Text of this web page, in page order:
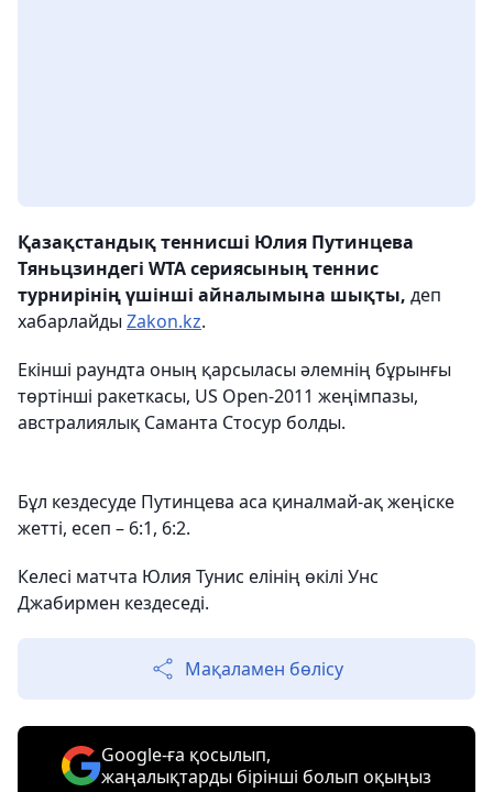
Қазақстандық теннисші Юлия Путинцева
Тяньцзиндегі WTA сериясының теннис
турнирінің үшінші айналымына шықты, деп
хабарлайды Zakon.kz.
Екінші раундта оның қарсыласы әлемнің бұрынғы
төртінші ракеткасы, US Open-2011 жеңімпазы,
австралиялық Саманта Стосур болды.
Бұл кездесуде Путинцева аса қиналмай-ақ жеңіске
жетті, есеп – 6:1, 6:2.
Келесі матчта Юлия Тунис елінің өкілі Унс
Джабирмен кездеседі.
Мақаламен бөлісу
Google-ға қосылып,
жаңалықтарды бірінші болып оқыңыз